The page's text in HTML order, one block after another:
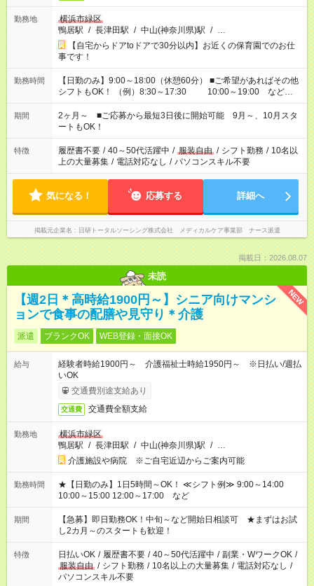
勤務地
横浜市緑区
鴨居駅 / 長津田駅 / 中山(神奈川県)駅 / …
【自宅からドアtoドアで30分以内】お近くの保育園でのお仕
事です！
勤務時間
【日勤のみ】9:00～18:00（休憩60分） ■ご希望があればその他
シフトもOK！ （例）8:30～17:30 10:00～19:00 など
「家族とお休みを合わせたい」 「余裕を持って夕飯の準備がし
たい」 「できれば残業はしたくない」 など、ご希望があれば教
えてくださいね。 ※Wワーク希望の方へ 今ご覧のお仕事で希望
する勤務時間と、もう1つのお仕事の勤務時間。 合計で週40時
間を超える場合は応募できません
期間
2ヶ月～ ■ご応募から最短3日後に開始可能 9月～、10月スタ
ートもOK！
特徴 履歴書不要 / 40～50代活躍中 / 服装自由 / シフト勤務 / 10名以
上の大量募集 / 電話対応なし / パソコンスキル不要
気になる！ 応募する 詳細へ
掲載元企業名 日研トータルソーシング株式会社 メディカルケア事業部 ナース派遣
掲載日：2026.08.07
未読
NEW
【週2日＊高時給1900円～】シニア向けマンシ
ョンで食事の配膳や見守り＊介護
派遣 ブランクOK WEB登録・面接OK
給与
経験者時給1900円～ 介護福祉士時給1950円～ ※日払い/週払
いOK
交通費別途支給あり
交通費 交通費全額支給
勤務地
横浜市緑区
鴨居駅 / 長津田駅 / 中山(神奈川県)駅 / …
介護施設や病院 ※ご自宅近辺からご案内可能
勤務時間
★【日勤のみ】1日5時間～OK！ ≪シフト例≫ 9:00～14:00
10:00～15:00 12:00～17:00 など
期間
【急募】即日勤務OK！中旬～など開始日相談可 ★まずはお試
し2カ月～のスタートも歓迎！
特徴 日払いOK / 履歴書不要 / 40～50代活躍中 / 副業・WワークOK /
服装自由 / シフト勤務 / 10名以上の大量募集 / 電話対応なし /
パソコンスキル不要